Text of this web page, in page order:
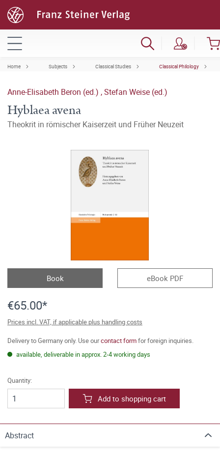
Home Subjects Classical Studies Classical Philology
Anne-Elisabeth Beron (ed.) ,Stefan Weise (ed.)
Hyblaea avena
Theokrit in römischer Kaiserzeit und Früher Neuzeit
Book eBook PDF
€65.00*
Prices incl. VAT, if applicable plus handling costs
Delivery to Germany only. Use ourcontact formfor foreign inquiries.
available, deliverable in approx. 2-4 working days
Quantity:
Add to shopping cart
Abstract